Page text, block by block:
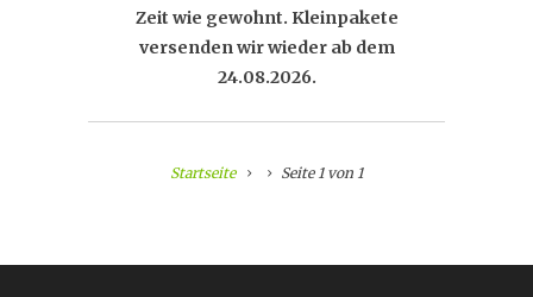
Zeit wie gewohnt. Kleinpakete
versenden wir wieder ab dem
24.08.2026.
Startseite Seite 1 von 1